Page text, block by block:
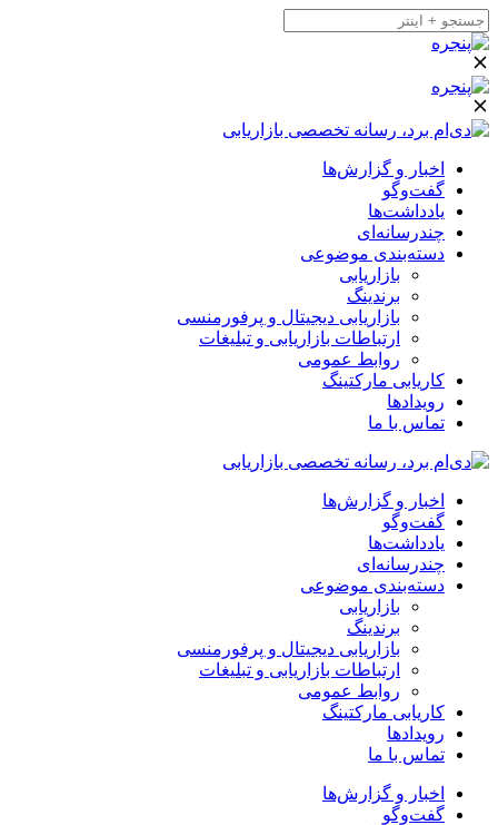
اخبار و گزارش‌ها
گفت‌وگو
یادداشت‌ها
چندرسانه‌ای
دسته‌بندی موضوعی
بازاریابی
برندینگ
بازاریابی دیجیتال و پرفورمنسی
ارتباطات بازاریابی و تبلیغات
روابط عمومی
کاریابی مارکتینگ
رویدادها
تماس با ما
اخبار و گزارش‌ها
گفت‌وگو
یادداشت‌ها
چندرسانه‌ای
دسته‌بندی موضوعی
بازاریابی
برندینگ
بازاریابی دیجیتال و پرفورمنسی
ارتباطات بازاریابی و تبلیغات
روابط عمومی
کاریابی مارکتینگ
رویدادها
تماس با ما
اخبار و گزارش‌ها
گفت‌وگو